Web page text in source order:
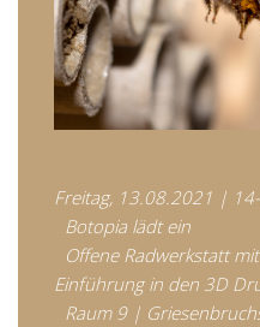
Freitag, 13.08.2021 |
Botopia lädt ein
Offene Radwerkstatt
Einführung in den 3D
Raum 9 |